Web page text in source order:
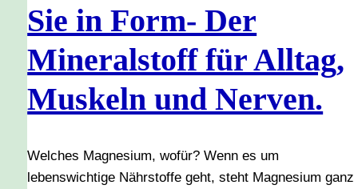
Sie in Form- Der
Mineralstoff für Alltag,
Muskeln und Nerven.
Welches Magnesium, wofür? Wenn es um
lebenswichtige Nährstoffe geht, steht Magnesium ganz